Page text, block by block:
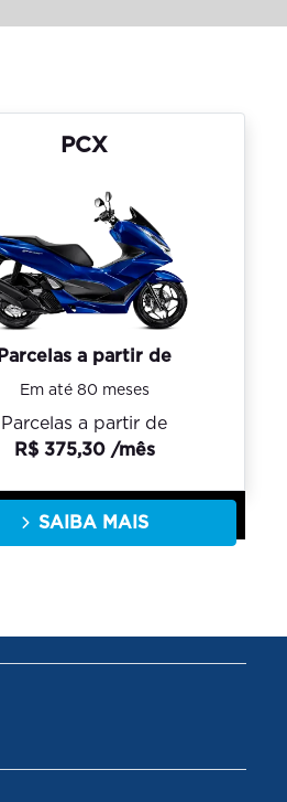
PCX
Parcelas a partir de
Em até 80 meses
Parcelas a partir de
R$ 375,30 /mês
SAIBA MAIS